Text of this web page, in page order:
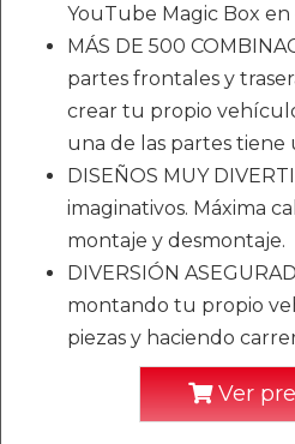
YouTube Magic Box en
MÁS DE 500
partes frontales y
crear tu propio
una de las partes
DISEÑOS MUY
imaginativos. Máxima
montaje y desmontaje.
DIVERSIÓN
montando tu propio
piezas y haciendo
Ver